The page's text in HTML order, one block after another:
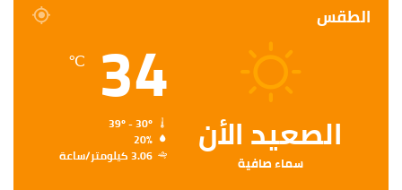
الطقس
الصعيد الأن
سماء صافية
34
℃
20%
3.06 كيلومتر/ساعة